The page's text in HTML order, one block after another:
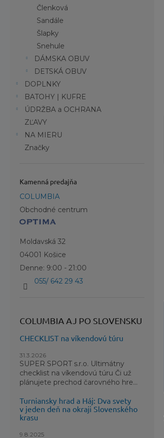
Členková
Sandále
Šlapky
Snehule
DÁMSKA OBUV
DETSKÁ OBUV
DOPLNKY
BATOHY | KUFRE
ÚDRŽBA a OCHRANA
ZĽAVY
NA MIERU
Značky
Kamenná predajňa
COLUMBIA
Obchodné centrum
Moldavská 32
04001 Košice
Denne: 9:00 - 21:00
055/ 642 29 43
COLUMBIA AJ PO SLOVENSKU
CHECKLIST na víkendovú túru
31.3.2026
SUPER SPORT s.r.o. Ultimátny
checklist na víkendovú túru Či už
plánujete prechod čarovného hre...
Turniansky hrad a Háj: Dva svety
v jeden deň na okraji Slovenského
krasu
9.8.2025